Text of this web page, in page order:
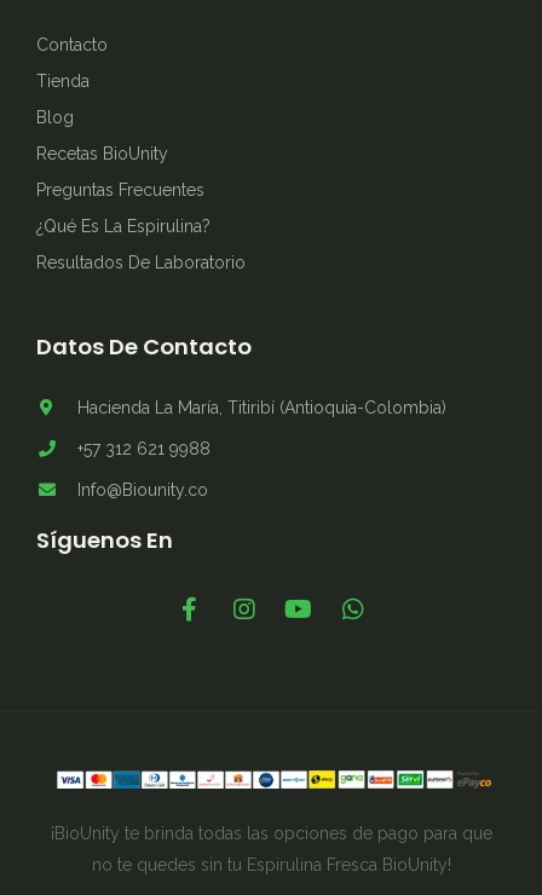
Datos De Contacto
Hacienda La María, Titiribí (Antioquia-Colombia)
+57 312 621 9988
Info@Biounity.co
Síguenos En
Contacto
Tienda
Blog
Recetas BioUnity
Preguntas Frecuentes
¿Qué Es La Espirulina?
Resultados De Laboratorio
¡BioUnity te brinda todas las opciones de pago para que
no te quedes sin tu Espirulina Fresca BioUnity!